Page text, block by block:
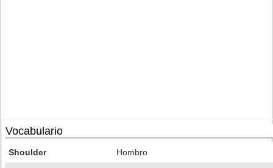
Vocabulario
Shoulder Hombro